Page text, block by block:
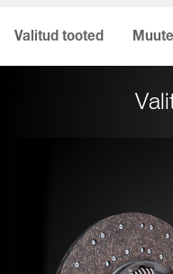
Valitud tooted